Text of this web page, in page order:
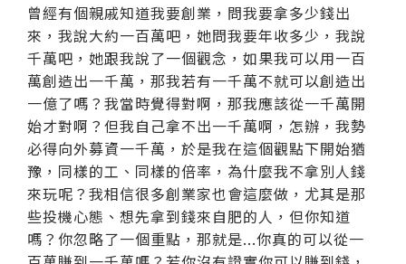
曾經有個親戚知道我要創業，問我要拿多少錢出
來，我說大約一百萬吧，她問我要年收多少，我說
千萬吧，她跟我說了一個觀念，如果我可以用一百
萬創造出一千萬，那我若有一千萬不就可以創造出
一億了嗎？我當時覺得對啊，那我應該從一千萬開
始才對啊？但我自己拿不出一千萬啊，怎辦，我勢
必得向外募資一千萬，於是我在這個觀點下開始猶
豫，同樣的工、同樣的倍率，為什麼我不拿別人錢
來玩呢？我相信很多創業家也會這麼做，尤其是那
些投機心態、想先拿到錢來自肥的人，但你知道
嗎？你忽略了一個重點，那就是...你真的可以從一